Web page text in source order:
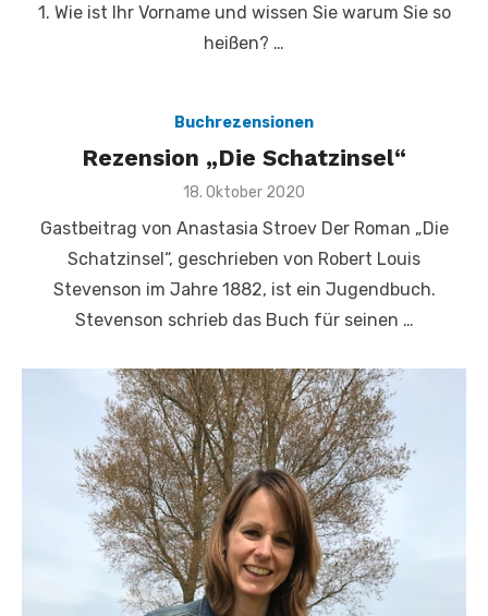
1. Wie ist Ihr Vorname und wissen Sie warum Sie so
heißen? …
Buchrezensionen
Rezension „Die Schatzinsel“
Veröffentlicht
18. Oktober 2020
Gastbeitrag von Anastasia Stroev Der Roman „Die
Schatzinsel“, geschrieben von Robert Louis
Stevenson im Jahre 1882, ist ein Jugendbuch.
Stevenson schrieb das Buch für seinen …